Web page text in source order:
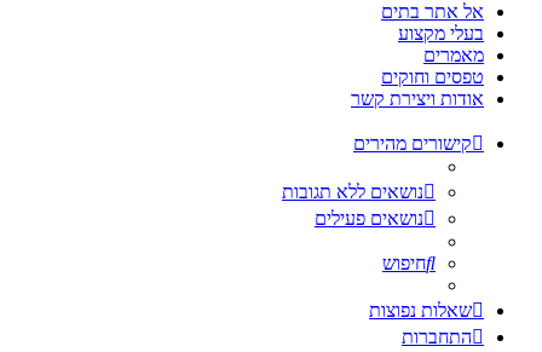
אל אתר בתים
בעלי מקצוע
מאמרים
טפסים וחוקים
אודות ויצירת קשר
קישורים מהירים
נושאים ללא תגובות
נושאים פעילים
חיפוש
שאלות נפוצות
התחברות